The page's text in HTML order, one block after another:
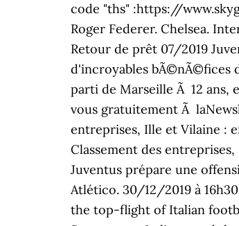
code "ths" :https://
Roger Federer. Chelsea.
Retour de prêt 07/2019
d'incroyables bÃ©nÃ©fices
parti de Marseille Ã 12 ans,
vous gratuitement Ã
entreprises, Ille et Vilaine :
Classement des
Juventus prépare une
Atlético. 30/12/2019 à 16h30
the top-flight of Italian